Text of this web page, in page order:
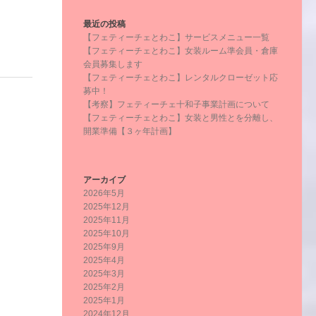
最近の投稿
【フェティーチェとわこ】サービスメニュー一覧
【フェティーチェとわこ】女装ルーム準会員・倉庫
会員募集します
【フェティーチェとわこ】レンタルクローゼット応
募中！
【考察】フェティーチェ十和子事業計画について
【フェティーチェとわこ】女装と男性とを分離し、
開業準備【３ヶ年計画】
アーカイブ
2026年5月
2025年12月
2025年11月
2025年10月
2025年9月
2025年4月
2025年3月
2025年2月
2025年1月
2024年12月